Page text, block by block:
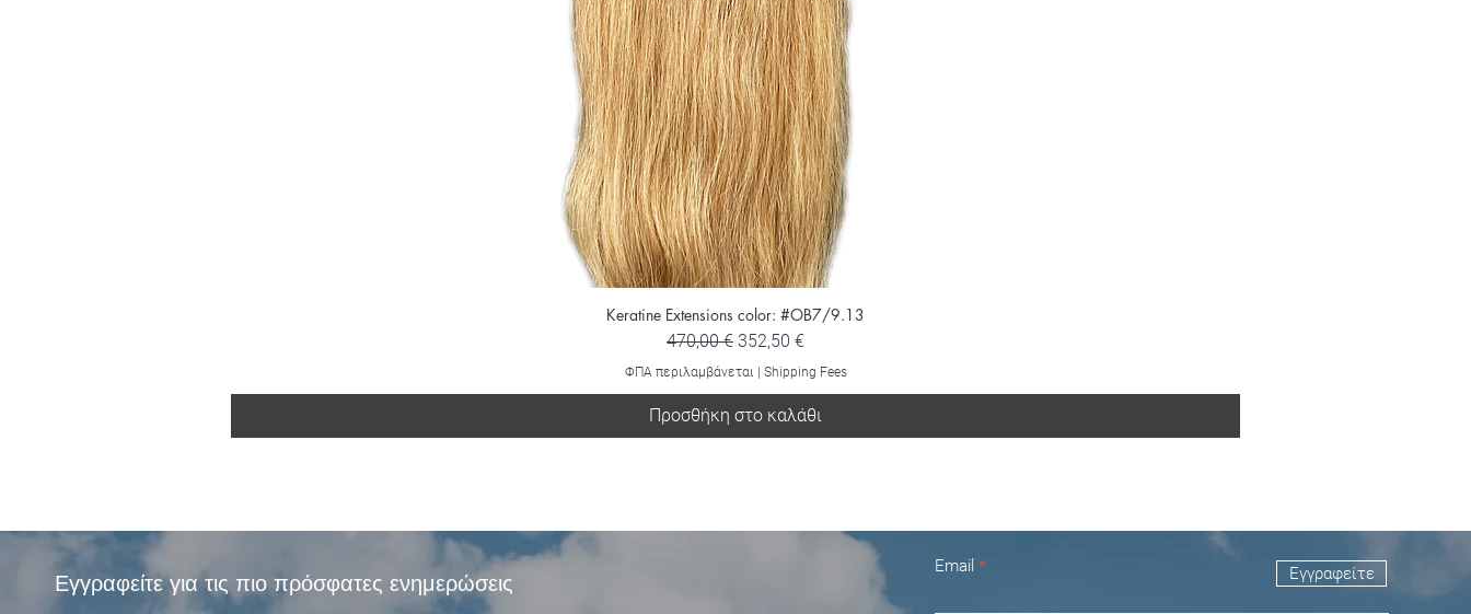
Keratine Extensions color: #OB7/9.13
Κανονική τιμή
470,00 € Τιμή Έκπτωσης
352,50 €
ΦΠΑ περιλαμβάνεται| Shipping Fees
Προσθήκη στο καλάθι
Εγγραφείτε για τις πιο πρόσφατες ενημερώσεις
Email Εγγραφείτε